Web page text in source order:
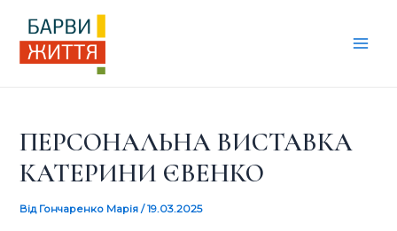
вмісту
ПЕРСОНАЛЬНА ВИСТАВКА
КАТЕРИНИ ЄВЕНКО
Від Гончаренко Марія/19.03.2025
запису